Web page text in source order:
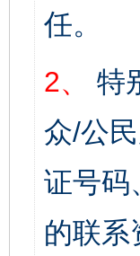
任。
2、
特
众/公
证号码
的联系